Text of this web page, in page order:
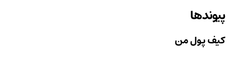
پیوندها
کیف پول من